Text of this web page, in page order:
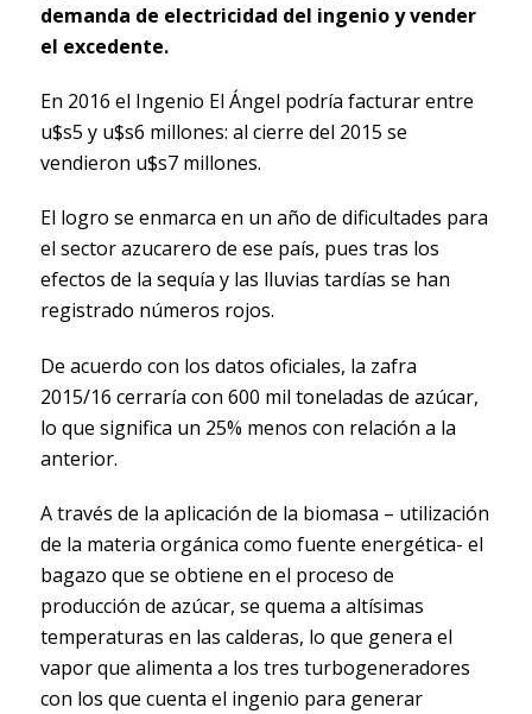
demanda de electricidad del ingenio y vender
el excedente.
En 2016 el Ingenio El Ángel podría facturar entre
u$s5 y u$s6 millones: al cierre del 2015 se
vendieron u$s7 millones.
El logro se enmarca en un año de dificultades para
el sector azucarero de ese país, pues tras los
efectos de la sequía y las lluvias tardías se han
registrado números rojos.
De acuerdo con los datos oficiales, la zafra
2015/16 cerraría con 600 mil toneladas de azúcar,
lo que significa un 25% menos con relación a la
anterior.
A través de la aplicación de la biomasa – utilización
de la materia orgánica como fuente energética- el
bagazo que se obtiene en el proceso de
producción de azúcar, se quema a altísimas
temperaturas en las calderas, lo que genera el
vapor que alimenta a los tres turbogeneradores
con los que cuenta el ingenio para generar